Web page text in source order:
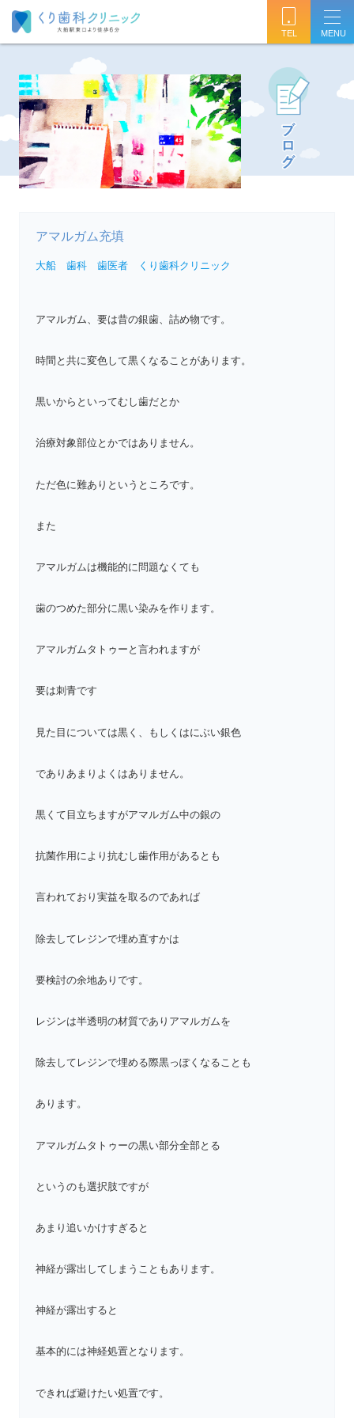
TEL
アマルガム充填
大船 歯科 歯医者 くり歯科クリニック
アマルガム、要は昔の銀歯、詰め物です。
時間と共に変色して黒くなることがあります。
黒いからといってむし歯だとか
治療対象部位とかではありません。
ただ色に難ありというところです。
また
アマルガムは機能的に問題なくても
歯のつめた部分に黒い染みを作ります。
アマルガムタトゥーと言われますが
要は刺青です
見た目については黒く、もしくはにぶい銀色
でありあまりよくはありません。
黒くて目立ちますがアマルガム中の銀の
抗菌作用により抗むし歯作用があるとも
言われており実益を取るのであれば
除去してレジンで埋め直すかは
要検討の余地ありです。
レジンは半透明の材質でありアマルガムを
除去してレジンで埋める際黒っぽくなることも
あります。
アマルガムタトゥーの黒い部分全部とる
というのも選択肢ですが
あまり追いかけすぎると
神経が露出してしまうこともあります。
神経が露出すると
基本的には神経処置となります。
できれば避けたい処置です。